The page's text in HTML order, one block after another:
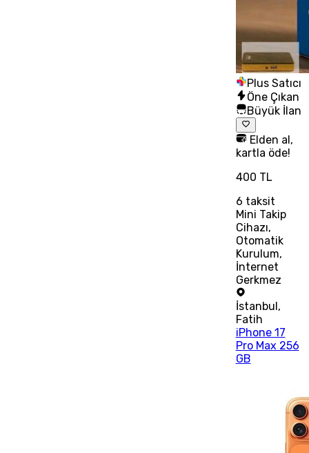
Plus Satıcı
Öne Çıkan
Büyük İlan
Elden al,
kartla öde!
400 TL
6 taksit
Mini Takip
Cihazı,
Otomatik
Kurulum,
İnternet
Gerkmez
İstanbul ,
Fatih
iPhone 17
Pro Max 256
GB